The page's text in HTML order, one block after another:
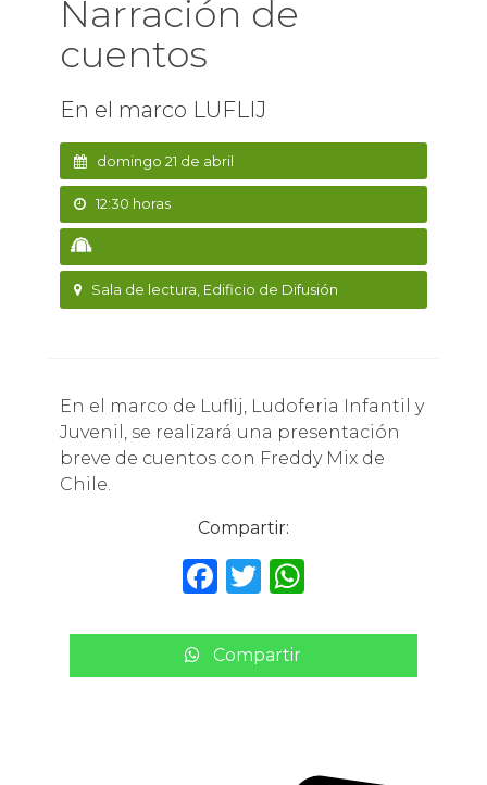
Narración de
cuentos
En el marco LUFLIJ
domingo 21 de abril
12:30 horas
Sala de lectura, Edificio de Difusión
En el marco de Luflij, Ludoferia Infantil y
Juvenil, se realizará una presentación
breve de cuentos con Freddy Mix de
Chile.
Compartir:
F
c
e
T
it
te
W
a
ts
Compartir